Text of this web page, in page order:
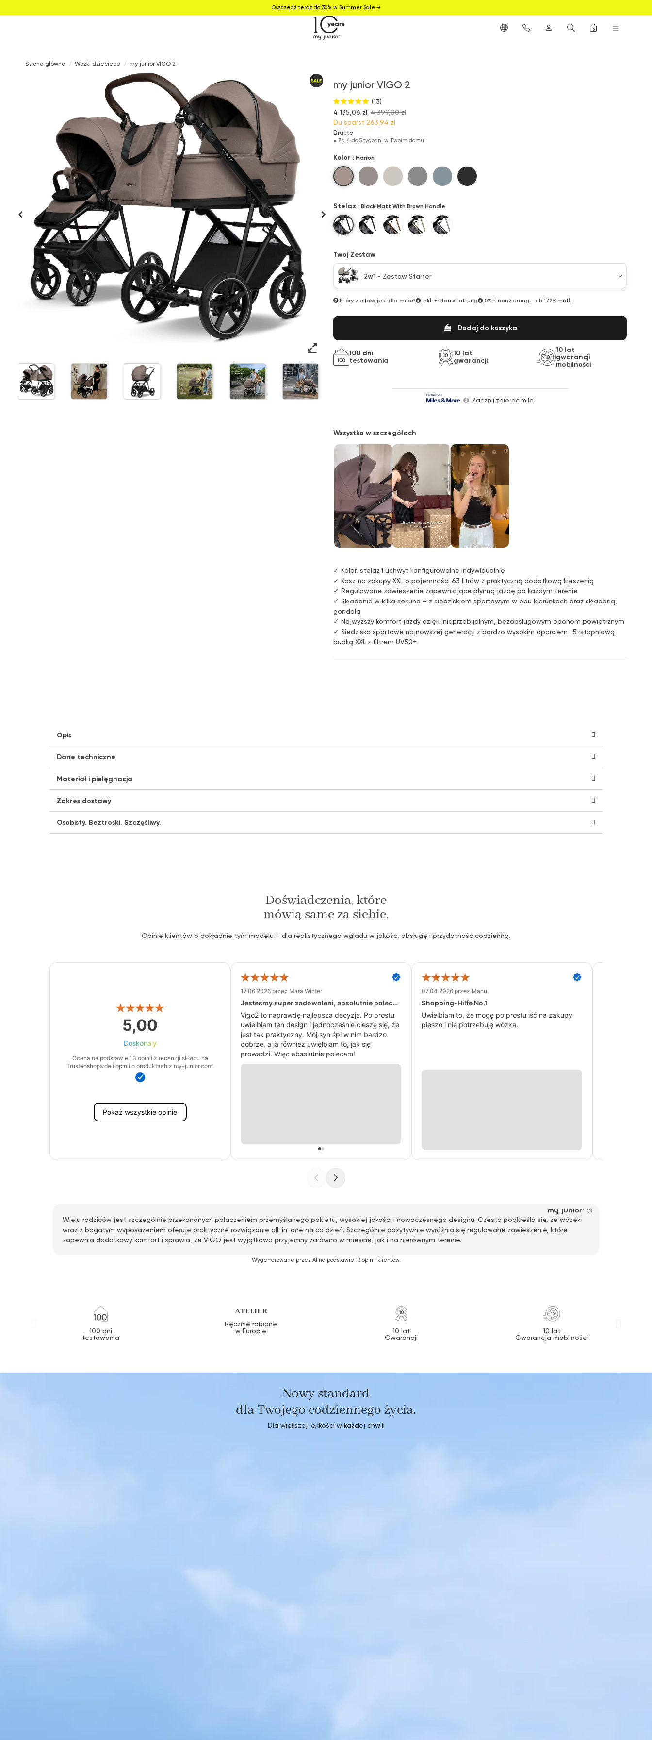
0
Oszczędź teraz do 30% w Summer Sale →
Strona główna Wozki dzieciece my junior VIGO 2
my junior VIGO 2
(13)
4 135,06 zł 4 399,00 zł
Du sparst 263,94 zł
Brutto
● Za 4 do 5 tygodni w Twoim domu
Kolor : Marron
Marron Pure Cashmere
Beige no.1Greenish Calm GreyBlack Amour
Stelaz : Black Matt With Brown Handle
Black Matt With Brown Handle
Black Matt With Black Handle
Bronze Champagne
Titan
Twoj Zestaw
2w1 - Zestaw Starter
Który zestaw jest dla mnie? inkl. Erstausstattung 0% Finanzierung - ab 172€ mntl.
Dodaj do koszyka
100 dni
testowania
10 lat
gwarancji
10 lat
gwarancji
mobilności
Zacznij zbierać mile
Wszystko w szczegółach
✓ Kolor, stelaż i uchwyt konfigurowalne indywidualnie
✓ Kosz na zakupy XXL o pojemności 63 litrów z praktyczną dodatkową kieszenią
✓ Regulowane zawieszenie zapewniające płynną jazdę po każdym terenie
✓ Składanie w kilka sekund – z siedziskiem sportowym w obu kierunkach oraz składaną
gondolą
✓ Najwyższy komfort jazdy dzięki nieprzebijalnym, bezobsługowym oponom powietrznym
✓ Siedzisko sportowe najnowszej generacji z bardzo wysokim oparciem i 5-stopniową
budką XXL z filtrem UV50+
Opis
Dane techniczne
Materiał i pielęgnacja
Zakres dostawy
Osobisty. Beztroski. Szczęśliwy.
Doświadczenia, które
mówią same za siebie.
Opinie klientów o dokładnie tym modelu – dla realistycznego wglądu w jakość, obsługę i przydatność codzienną.
5,00
Doskonaly
Ocena na podstawie 13 opinii z recenzji sklepu na
Trustedshops.de i opinii o produktach z my-junior.com.
Pokaż wszystkie opinie
17.06.2026 przez Mara Winter
Jesteśmy super zadowoleni, absolutnie polecam.
Vigo2 to naprawdę najlepsza decyzja. Po prostu
uwielbiam ten design i jednocześnie cieszę się, że
jest tak praktyczny. Mój syn śpi w nim bardzo
dobrze, a ja również uwielbiam to, jak się
prowadzi. Więc absolutnie polecam!
07.04.2026 przez Manu
Shopping-Hilfe No.1
Uwielbiam to, że mogę po prostu iść na zakupy
pieszo i nie potrzebuję wózka.
Wielu rodziców jest szczególnie przekonanych połączeniem przemyślanego pakietu, wysokiej jakości i nowoczesnego designu. Często podkreśla się, że wózek
wraz z bogatym wyposażeniem oferuje praktyczne rozwiązanie all-in-one na co dzień. Szczególnie pozytywnie wyróżnia się regulowane zawieszenie, które
zapewnia dodatkowy komfort i sprawia, że VIGO jest wyjątkowo przyjemny zarówno w mieście, jak i na nierównym terenie.
Wygenerowane przez AI na podstawie 13 opinii klientów.
100 dni
testowania
Ręcznie robione
w Europie
10 lat
Gwarancji
10 lat
Gwarancja mobilności
Nowy standard
dla Twojego codziennego życia.
Dla większej lekkości w każdej chwili